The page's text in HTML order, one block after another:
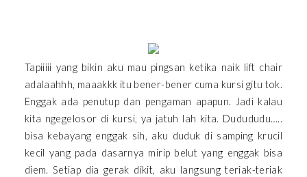
Tapiiiii yang bikin aku mau pingsan ketika naik lift chair
adalaahhh, maaakkk itu bener-bener cuma kursi gitu tok.
Enggak ada penutup dan pengaman apapun. Jadi kalau
kita ngegelosor di kursi, ya jatuh lah kita. Dudududu…..
bisa kebayang enggak sih, aku duduk di samping krucil
kecil yang pada dasarnya mirip belut yang enggak bisa
diem. Setiap dia gerak dikit, aku langsung teriak-teriak